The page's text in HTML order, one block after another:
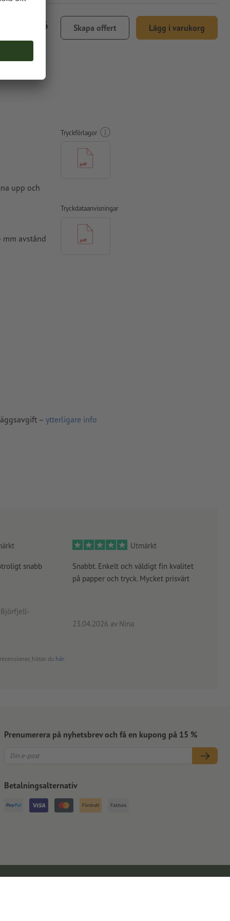
25 % moms
kr 105,06 Skapa offert Lägg i varukorg
upp och
avstånd
Tryckförlagor
Tryckdataanvisningar
– ytterligare info
snabb
Björfjell-
Utmärkt
Snabbt. Enkelt och väldigt fin kvalitet
på papper och tryck. Mycket prisvärt
23.04.2026 av Nina
hittar du här.
Prenumerera på nyhetsbrev och få en kupong på 15 %
Betalningsalternativ
Förskott Faktura